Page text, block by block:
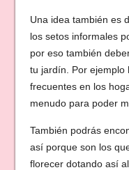
Una idea también es
los setos informales
por eso también
tu jardín. Por ejemplo
frecuentes en los
menudo para poder
También podrás
así porque son los
florecer dotando así